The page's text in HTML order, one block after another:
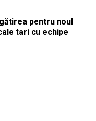
pentru noul
tari cu echipe